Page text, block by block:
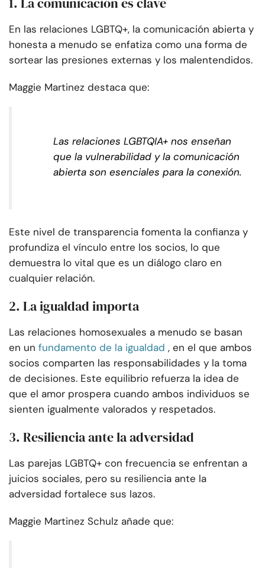
En las relaciones LGBTQ+, la comunicación abierta y
honesta a menudo se enfatiza como una forma de
sortear las presiones externas y los malentendidos.
Maggie Martinez destaca que:
Las relaciones LGBTQIA+ nos enseñan
que la vulnerabilidad y la comunicación
abierta son esenciales para la conexión.
Este nivel de transparencia fomenta la confianza y
profundiza el vínculo entre los socios, lo que
demuestra lo vital que es un diálogo claro en
cualquier relación.
2. La igualdad importa
Las relaciones homosexuales a menudo se basan
en un fundamento de la igualdad , en el que ambos
socios comparten las responsabilidades y la toma
de decisiones. Este equilibrio refuerza la idea de
que el amor prospera cuando ambos individuos se
sienten igualmente valorados y respetados.
3. Resiliencia ante la adversidad
Las parejas LGBTQ+ con frecuencia se enfrentan a
juicios sociales, pero su resiliencia ante la
adversidad fortalece sus lazos.
Maggie Martinez Schulz añade que: